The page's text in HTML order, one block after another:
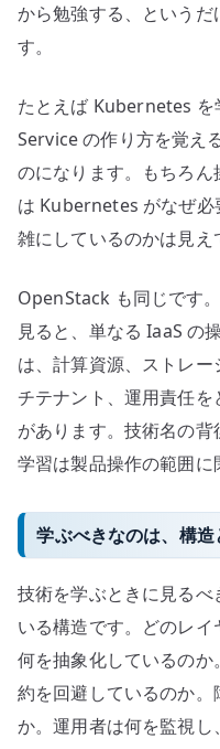
から勉強する、という
す。
たとえば Kubernetes
Service の作り方を覚え
のになります。もちろ
は Kubernetes がなぜ必
雑にしているのかは見え
OpenStack も同じです
見ると、単なる IaaS の
は、計算資源、ストレ
チテナント、運用責任
があります。技術名の背
学習は製品操作の範囲に
学ぶべきなのは、構
技術を学ぶときに見る
いる構造です。どのレイ
何を抽象化しているの
約を回避しているのか
か。運用者は何を監視